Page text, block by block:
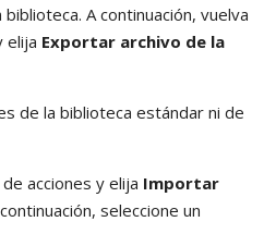
A continuación, vuelva
elija Exportar archivo de la
de la biblioteca estándar ni de
acciones y elija Importar
seleccione un